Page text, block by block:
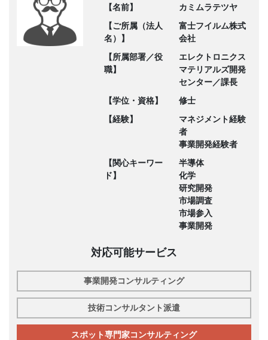
【名前】
カミムラテツヤ
【ご所属（法人
名）】
富士フイルム株式
会社
【所属部署／役
職】
エレクトロニクス
マテリアルズ開発
センター／課長
【学位・資格】
修士
【経験】
マネジメント経験
者
事業開発経験者
【関心キーワー
ド】
半導体
化学
研究開発
市場調査
市場参入
事業開発
対応可能サービス
事業開発コンサルティング
技術コンサルタント派遣
スポット専門家コンサルティング